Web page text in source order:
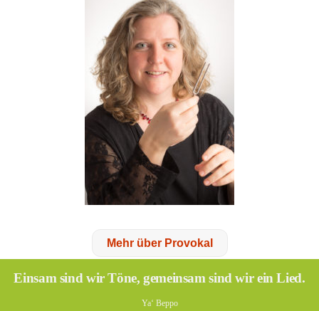
Mehr über Provokal
Einsam sind wir Töne, gemeinsam sind wir ein Lied.
Ya‘ Beppo